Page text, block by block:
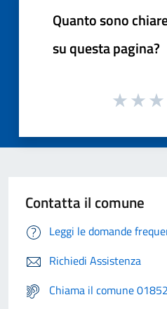
Quanto sono
su questa pagina?
Contatta il comune
Leggi le domande
Richiedi Assistenza
Chiama il comune